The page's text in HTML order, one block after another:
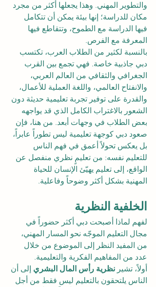
والتطوير المهني. وهذا يجعلها أكثر من مجرد
مكان للدراسة؛ إنها بيئة يمكن أن تتكامل
فيها الدراسة مع الطموح، وتتقاطع فيها
المعرفة مع الفرص.
بالنسبة لكثير من الطلاب العرب، تكتسب
دبي جاذبية خاصة. فهي تجمع بين القرب
الجغرافي والثقافي من العالم العربي،
والانفتاح العالمي، واللغة العملية للأعمال،
والقدرة على توفير تجربة تعليمية حديثة دون
الشعور بالاغتراب الكامل الذي قد يواجهه
بعض الطلاب في وجهات أبعد. من هنا، فإن
صعود دبي كوجهة تعليمية ليس تطوراً عابراً،
بل يعكس تحولاً أعمق في فهم الناس
للتعليم نفسه: من تعليمٍ نظري منفصل عن
الواقع، إلى تعليم يهيّئ الإنسان للحياة
المهنية بشكل أكثر وضوحاً وفاعلية.
الخلفية النظرية
لفهم لماذا أصبحت دبي أكثر حضوراً في
مجال التعليم الموجّه نحو المسار المهني،
من المفيد النظر إلى الموضوع من خلال
عدد من المفاهيم الفكرية والتعليمية.
أولاً، تشير نظرية رأس المال البشري إلى أن
الناس يلتحقون بالتعليم ليس فقط من أجل